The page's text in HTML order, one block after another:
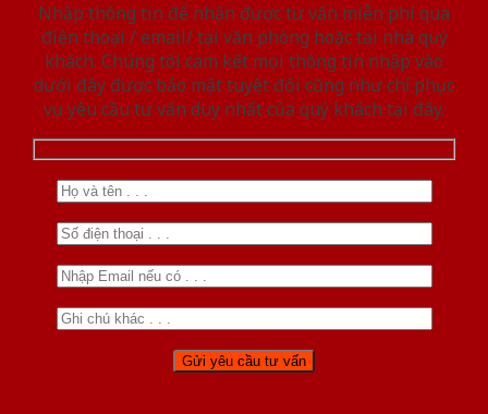
Nhập thông tin để nhận được tư vấn miễn phí qua
điện thoại / email/ tại văn phòng hoặc tại nhà quý
khách. Chúng tôi cam kết mọi thông tin nhập vào
dưới đây được bảo mật tuyệt đối cũng như chỉ phục
vụ yêu cầu tư vấn duy nhất của quý khách tại đây.